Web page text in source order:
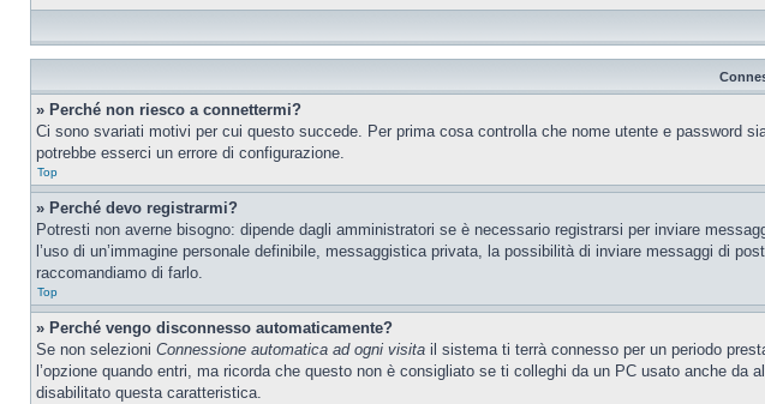
» Perché non riesco a connettermi?
Ci sono svariati motivi per cui questo succede. Per prima cosa controlla che nome utente e password
potrebbe esserci un errore di configurazione.
Top
» Perché devo registrarmi?
Potresti non averne bisogno: dipende dagli amministratori se è necessario registrarsi per inviare
l’uso di un’immagine personale definibile, messaggistica privata, la possibilità di inviare messaggi di
raccomandiamo di farlo.
Top
» Perché vengo disconnesso automaticamente?
Se non selezioni Connessione automatica ad ogni visita il sistema ti terrà connesso per un periodo
l’opzione quando entri, ma ricorda che questo non è consigliato se ti colleghi da un PC usato anche
disabilitato questa caratteristica.